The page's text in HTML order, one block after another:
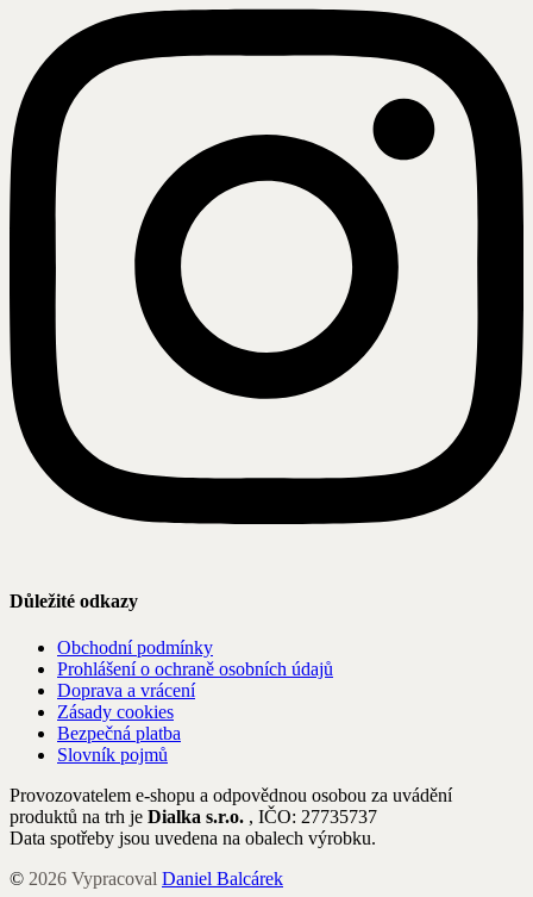
Důležité odkazy
Obchodní podmínky
Prohlášení o ochraně osobních údajů
Doprava a vrácení
Zásady cookies
Bezpečná platba
Slovník pojmů
Provozovatelem e-shopu a odpovědnou osobou za uvádění
produktů na trh je Dialka s.r.o. , IČO: 27735737
Data spotřeby jsou uvedena na obalech výrobku.
© 2026 Vypracoval Daniel Balcárek